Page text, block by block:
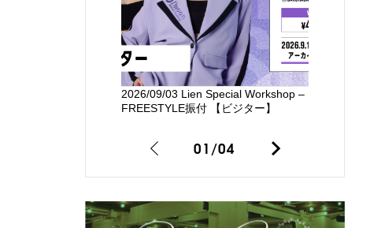
2026/09/03 Lien Special Workshop –
FREESTYLE振付 【ビジター】
01/04